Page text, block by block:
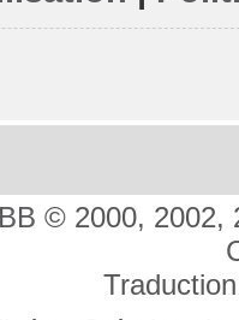
© 2000, 2002,